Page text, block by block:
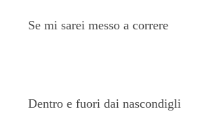
Se mi sarei messo a correre
Dentro e fuori dai nascondigli